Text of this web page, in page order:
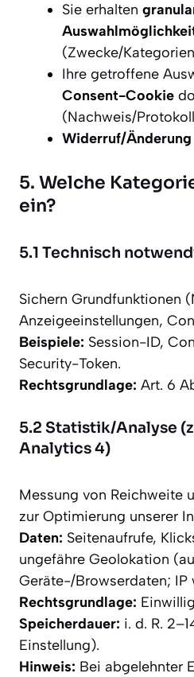
Sie erhalten
(Zwecke/
Ihre getroffene
Consent-Cookie
(Nachweis/
Widerruf/Änderung
5. Welche
ein?
5.1 Technisch
Sichern Grundfunktionen
Anzeigeeinstellungen,
Beispiele: Session-ID,
Security-Token.
Rechtsgrundlage: Art. 6
5.2 Statistik/Analyse
Analytics 4)
Messung von Reichweite
zur Optimierung unserer
Daten: Seitenaufrufe,
ungefähre Geolokation
Geräte-/Browserdaten; IP
Rechtsgrundlage:
Speicherdauer: i. d. R.
Einstellung).
Hinweis: Bei abgelehnter